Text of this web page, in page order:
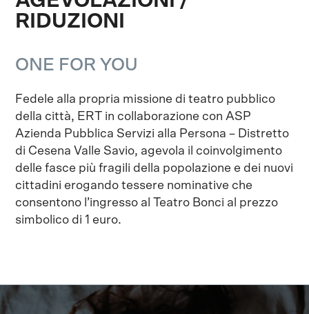
RIDUZIONI
ONE FOR YOU
Fedele alla propria missione di teatro pubblico
della città, ERT in collaborazione con ASP
Azienda Pubblica Servizi alla Persona – Distretto
di Cesena Valle Savio, agevola il coinvolgimento
delle fasce più fragili della popolazione e dei nuovi
cittadini erogando tessere nominative che
consentono l’ingresso al Teatro Bonci al prezzo
simbolico di 1 euro.